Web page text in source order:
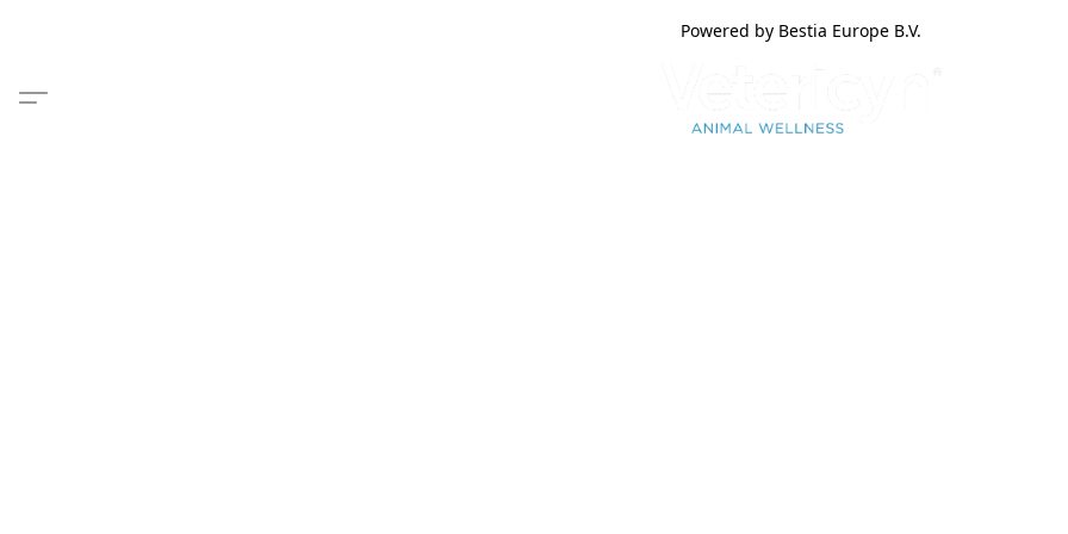
Powered by Bestia Europe B.V.